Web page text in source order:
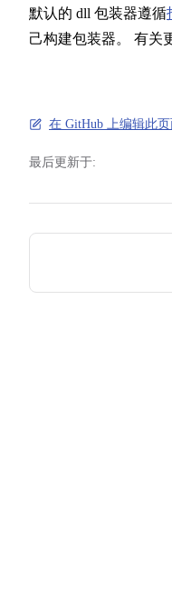
默认的 dll 包装器遵循
己构建包装器。 有关
在 GitHub 上编辑此
最后更新于:
Pager